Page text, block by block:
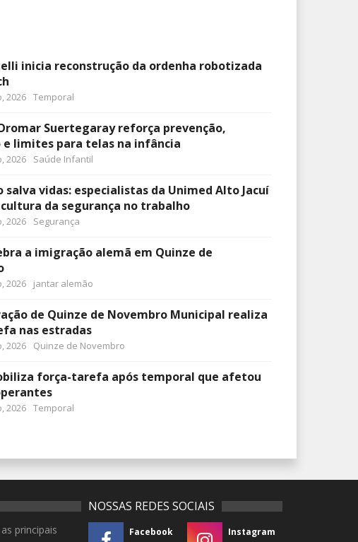
inicia reconstrução da ordenha robotizada
2026 Temporal
Suertegaray reforça prevenção,
e limites para telas na infância
2026 Saúde Infantil
salva vidas: especialistas da Unimed Alto Jacuí
da segurança no trabalho
2026 Segurança
a imigração alemã em Quinze de
2026 jantar alemão
de Quinze de Novembro Municipal realiza
nas estradas
2026 Quinze de Novembro
força-tarefa após temporal que afetou
2026 Temporal
principais
NOSSAS REDES SOCIAIS
Facebook Instagram